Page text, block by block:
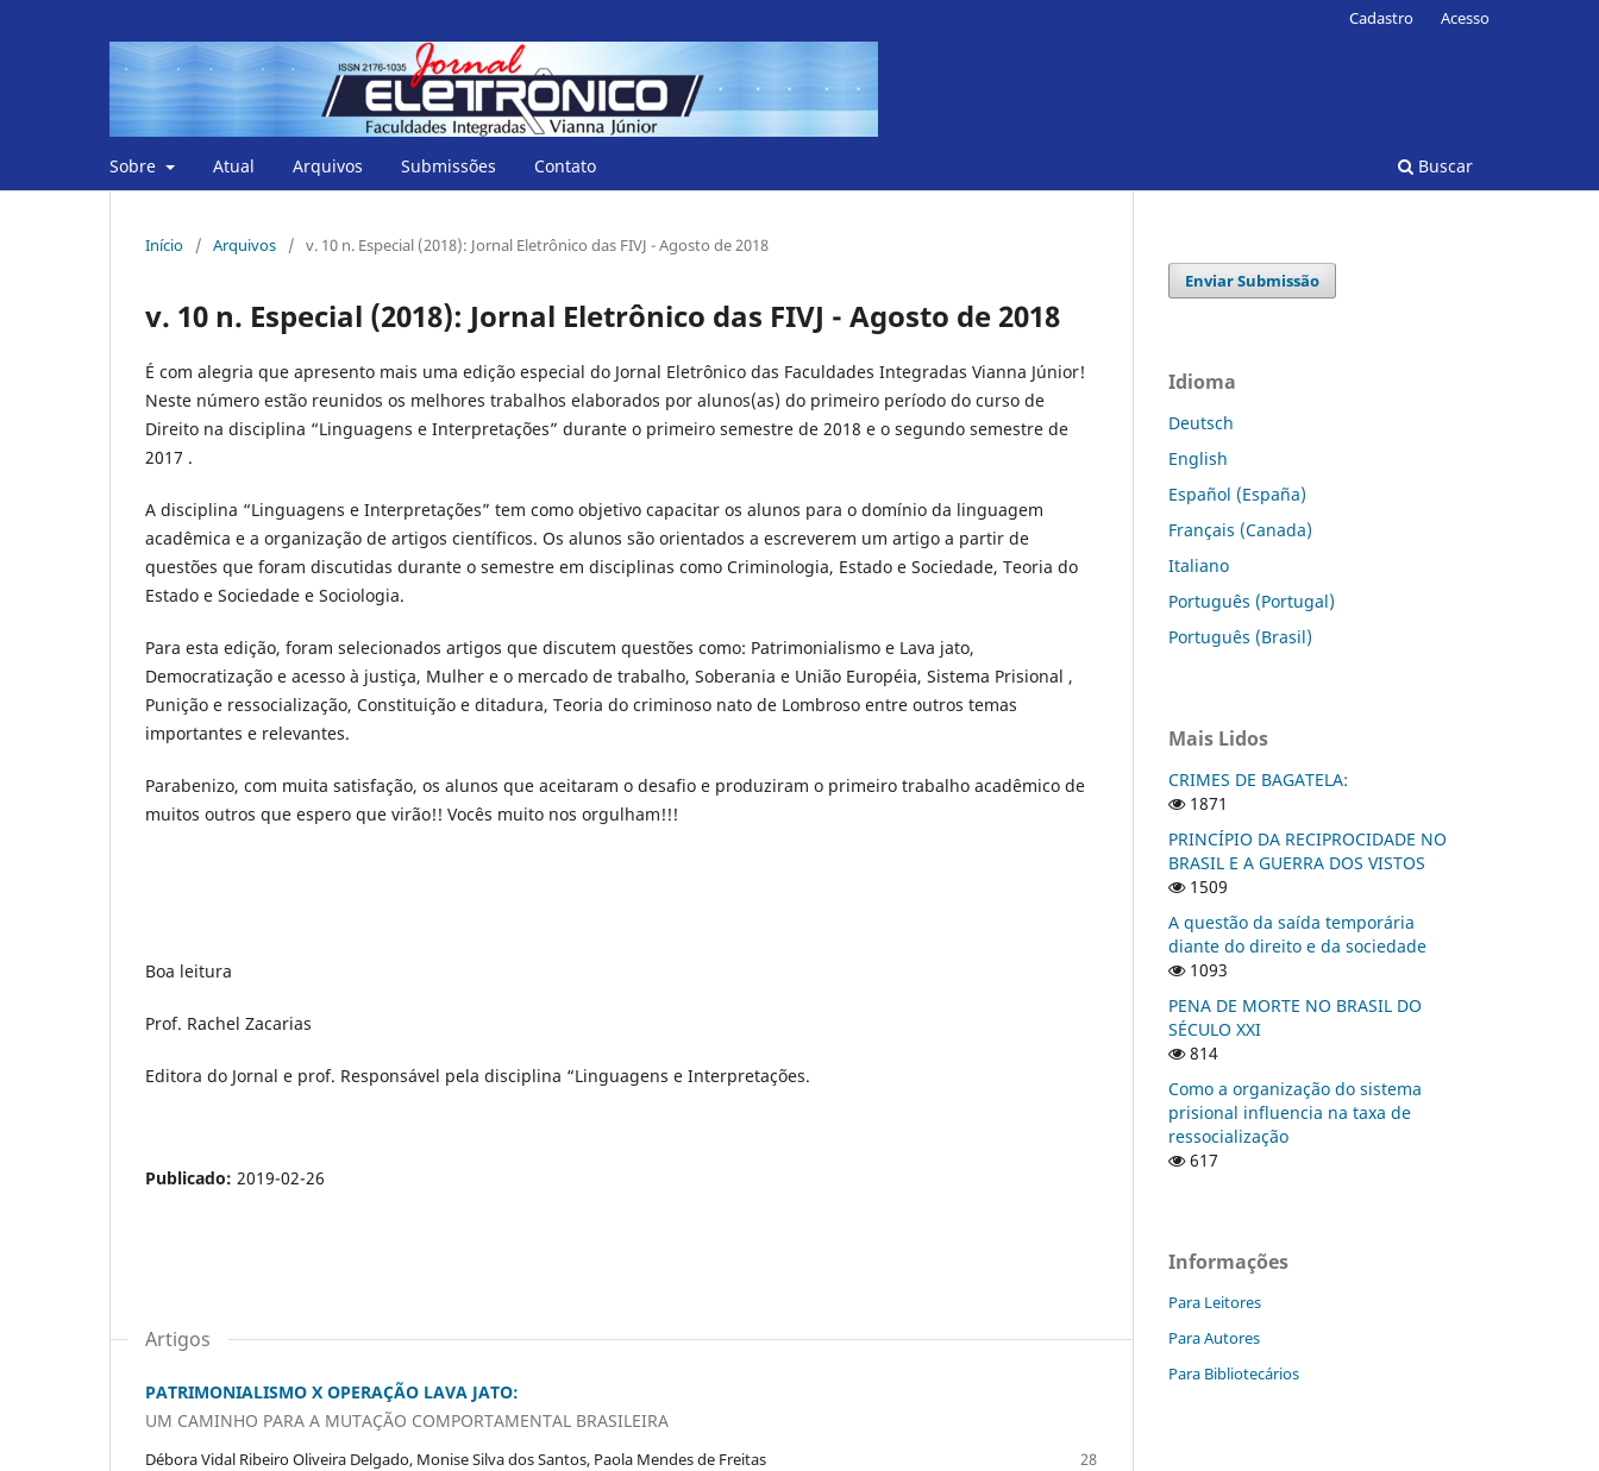
Sobre Atual Arquivos Submissões Contato Buscar
Cadastro Acesso
Início / Arquivos / v. 10 n. Especial (2018): Jornal Eletrônico das FIVJ - Agosto de 2018
v. 10 n. Especial (2018): Jornal Eletrônico das FIVJ - Agosto de 2018
É com alegria que apresento mais uma edição especial do Jornal Eletrônico das Faculdades Integradas Vianna Júnior!
Neste número estão reunidos os melhores trabalhos elaborados por alunos(as) do primeiro período do curso de
Direito na disciplina “Linguagens e Interpretações” durante o primeiro semestre de 2018 e o segundo semestre de
2017 .
A disciplina “Linguagens e Interpretações” tem como objetivo capacitar os alunos para o domínio da linguagem
acadêmica e a organização de artigos científicos. Os alunos são orientados a escreverem um artigo a partir de
questões que foram discutidas durante o semestre em disciplinas como Criminologia, Estado e Sociedade, Teoria do
Estado e Sociedade e Sociologia.
Para esta edição, foram selecionados artigos que discutem questões como: Patrimonialismo e Lava jato,
Democratização e acesso à justiça, Mulher e o mercado de trabalho, Soberania e União Européia, Sistema Prisional ,
Punição e ressocialização, Constituição e ditadura, Teoria do criminoso nato de Lombroso entre outros temas
importantes e relevantes.
Parabenizo, com muita satisfação, os alunos que aceitaram o desafio e produziram o primeiro trabalho acadêmico de
muitos outros que espero que virão!! Vocês muito nos orgulham!!!
Boa leitura
Prof. Rachel Zacarias
Editora do Jornal e prof. Responsável pela disciplina “Linguagens e Interpretações.
Publicado: 2019-02-26
Artigos
PATRIMONIALISMO X OPERAÇÃO LAVA JATO:
UM CAMINHO PARA A MUTAÇÃO COMPORTAMENTAL BRASILEIRA
Débora Vidal Ribeiro Oliveira Delgado, Monise Silva dos Santos, Paola Mendes de Freitas
28
Enviar Submissão
Idioma
Deutsch
English
Español (España)
Français (Canada)
Italiano
Português (Portugal)
Português (Brasil)
Mais Lidos
CRIMES DE BAGATELA:
1871
PRINCÍPIO DA RECIPROCIDADE NO
BRASIL E A GUERRA DOS VISTOS
1509
A questão da saída temporária
diante do direito e da sociedade
1093
PENA DE MORTE NO BRASIL DO
SÉCULO XXI
814
Como a organização do sistema
prisional influencia na taxa de
ressocialização
617
Informações
Para Leitores
Para Autores
Para Bibliotecários